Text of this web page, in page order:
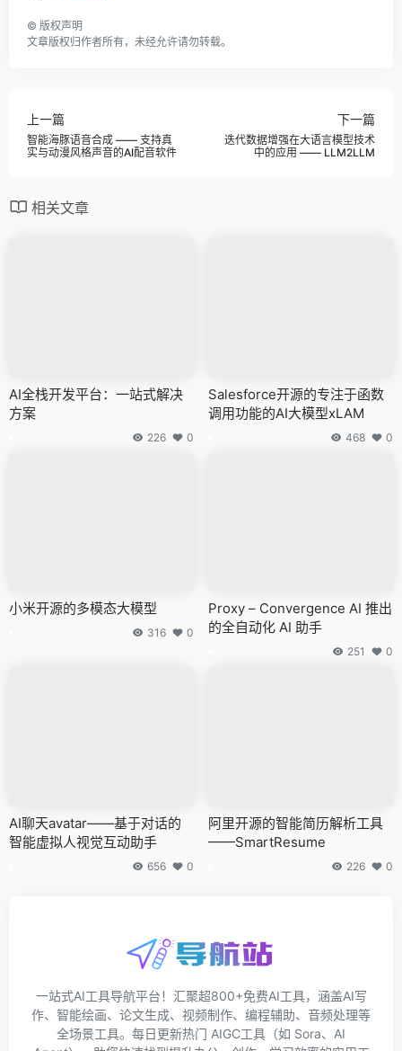
© 版权声明
文章版权归作者所有，未经允许请勿转载。
上一篇
智能海豚语音合成 —— 支持真
实与动漫风格声音的AI配音软件
下一篇
迭代数据增强在大语言模型技术
中的应用 —— LLM2LLM
相关文章
AI全栈开发平台：一站式解决
方案
226 0
Salesforce开源的专注于函数
调用功能的AI大模型xLAM
468 0
小米开源的多模态大模型
316 0
Proxy – Convergence AI 推出
的全自动化 AI 助手
251 0
AI聊天avatar——基于对话的
智能虚拟人视觉互动助手
656 0
阿里开源的智能简历解析工具
——SmartResume
226 0
一站式AI工具导航平台！汇聚超800+免费AI工具，涵盖AI写
作、智能绘画、论文生成、视频制作、编程辅助、音频处理等
全场景工具。每日更新热门 AIGC工具（如 Sora、AI